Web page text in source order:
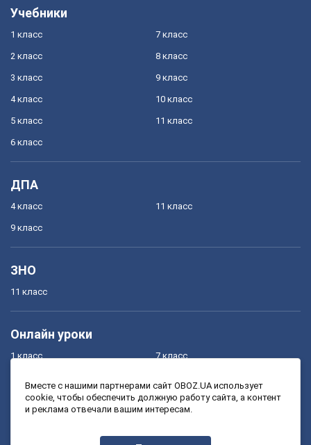
Учебники
1 класс
2 класс
3 класс
4 класс
5 класс
6 класс
7 класс
8 класс
9 класс
10 класс
11 класс
ДПА
4 класс
9 класс
11 класс
ЗНО
11 класс
Онлайн уроки
1 класс
3 класс
7 класс
9 класс
Вместе с нашими партнерами сайт OBOZ.UA использует
cookie, чтобы обеспечить должную работу сайта, а контент
и реклама отвечали вашим интересам.